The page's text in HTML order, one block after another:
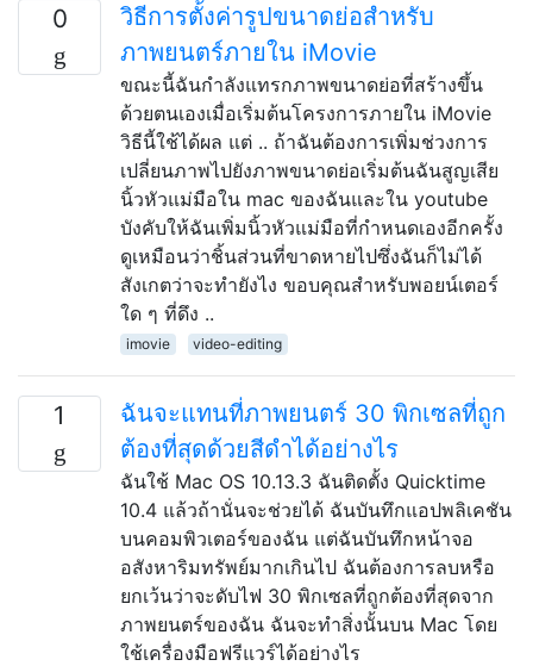
0
วิธีการตั้งค่ารูปขนาดย่อสำหรับ
ภาพยนตร์ภายใน iMovie
ขณะนี้ฉันกำลังแทรกภาพขนาดย่อที่สร้างขึ้น
ด้วยตนเองเมื่อเริ่มต้นโครงการภายใน iMovie
วิธีนี้ใช้ได้ผล แต่ .. ถ้าฉันต้องการเพิ่มช่วงการ
เปลี่ยนภาพไปยังภาพขนาดย่อเริ่มต้นฉันสูญเสีย
นิ้วหัวแม่มือใน mac ของฉันและใน youtube
บังคับให้ฉันเพิ่มนิ้วหัวแม่มือที่กำหนดเองอีกครั้ง
ดูเหมือนว่าชิ้นส่วนที่ขาดหายไปซึ่งฉันก็ไม่ได้
สังเกตว่าจะทำยังไง ขอบคุณสำหรับพอยน์เตอร์
ใด ๆ ที่ดึง ..
imovie video-editing
1
ฉันจะแทนที่ภาพยนตร์ 30 พิกเซลที่ถูก
ต้องที่สุดด้วยสีดำได้อย่างไร
ฉันใช้ Mac OS 10.13.3 ฉันติดตั้ง Quicktime
10.4 แล้วถ้านั่นจะช่วยได้ ฉันบันทึกแอปพลิเคชัน
บนคอมพิวเตอร์ของฉัน แต่ฉันบันทึกหน้าจอ
อสังหาริมทรัพย์มากเกินไป ฉันต้องการลบหรือ
ยกเว้นว่าจะดับไฟ 30 พิกเซลที่ถูกต้องที่สุดจาก
ภาพยนตร์ของฉัน ฉันจะทำสิ่งนั้นบน Mac โดย
ใช้เครื่องมือฟรีแวร์ได้อย่างไร